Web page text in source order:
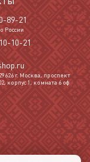
89-21
России
10-21
г. Москва, проспект
корпус 1, комната 6 оф